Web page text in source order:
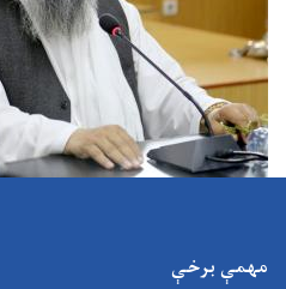
مهمې برخې